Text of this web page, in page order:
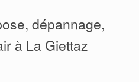
dépannage,
à La Giettaz